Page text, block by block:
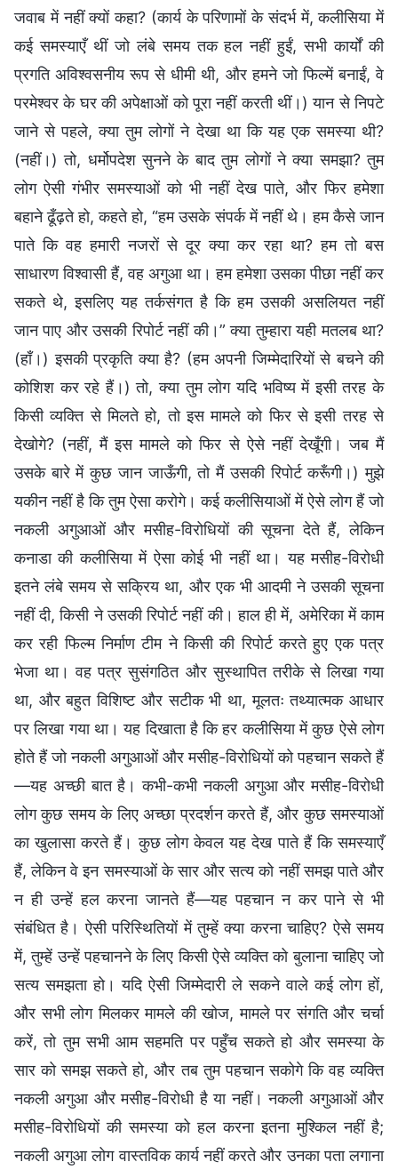
जवाब में नहीं क्यों कहा? (कार्य के परिणामों के संदर्भ में, कलीसिया में
कई समस्याएँ थीं जो लंबे समय तक हल नहीं हुईं, सभी कार्यों की
प्रगति अविश्वसनीय रूप से धीमी थी, और हमने जो फिल्में बनाईं, वे
परमेश्वर के घर की अपेक्षाओं को पूरा नहीं करती थीं।) यान से निपटे
जाने से पहले, क्या तुम लोगों ने देखा था कि यह एक समस्या थी?
(नहीं।) तो, धर्मोपदेश सुनने के बाद तुम लोगों ने क्या समझा? तुम
लोग ऐसी गंभीर समस्याओं को भी नहीं देख पाते, और फिर हमेशा
बहाने ढूँढ़ते हो, कहते हो, “हम उसके संपर्क में नहीं थे। हम कैसे जान
पाते कि वह हमारी नजरों से दूर क्या कर रहा था? हम तो बस
साधारण विश्वासी हैं, वह अगुआ था। हम हमेशा उसका पीछा नहीं कर
सकते थे, इसलिए यह तर्कसंगत है कि हम उसकी असलियत नहीं
जान पाए और उसकी रिपोर्ट नहीं की।” क्या तुम्हारा यही मतलब था?
(हाँ।) इसकी प्रकृति क्या है? (हम अपनी जिम्मेदारियों से बचने की
कोशिश कर रहे हैं।) तो, क्या तुम लोग यदि भविष्य में इसी तरह के
किसी व्यक्ति से मिलते हो, तो इस मामले को फिर से इसी तरह से
देखोगे? (नहीं, मैं इस मामले को फिर से ऐसे नहीं देखूँगी। जब मैं
उसके बारे में कुछ जान जाऊँगी, तो मैं उसकी रिपोर्ट करूँगी।) मुझे
यकीन नहीं है कि तुम ऐसा करोगे। कई कलीसियाओं में ऐसे लोग हैं जो
नकली अगुआओं और मसीह-विरोधियों की सूचना देते हैं, लेकिन
कनाडा की कलीसिया में ऐसा कोई भी नहीं था। यह मसीह-विरोधी
इतने लंबे समय से सक्रिय था, और एक भी आदमी ने उसकी सूचना
नहीं दी, किसी ने उसकी रिपोर्ट नहीं की। हाल ही में, अमेरिका में काम
कर रही फिल्म निर्माण टीम ने किसी की रिपोर्ट करते हुए एक पत्र
भेजा था। वह पत्र सुसंगठित और सुस्थापित तरीके से लिखा गया
था, और बहुत विशिष्ट और सटीक भी था, मूलतः तथ्यात्मक आधार
पर लिखा गया था। यह दिखाता है कि हर कलीसिया में कुछ ऐसे लोग
होते हैं जो नकली अगुआओं और मसीह-विरोधियों को पहचान सकते हैं
—यह अच्छी बात है। कभी-कभी नकली अगुआ और मसीह-विरोधी
लोग कुछ समय के लिए अच्छा प्रदर्शन करते हैं, और कुछ समस्याओं
का खुलासा करते हैं। कुछ लोग केवल यह देख पाते हैं कि समस्याएँ
हैं, लेकिन वे इन समस्याओं के सार और सत्य को नहीं समझ पाते और
न ही उन्हें हल करना जानते हैं—यह पहचान न कर पाने से भी
संबंधित है। ऐसी परिस्थितियों में तुम्हें क्या करना चाहिए? ऐसे समय
में, तुम्हें उन्हें पहचानने के लिए किसी ऐसे व्यक्ति को बुलाना चाहिए जो
सत्य समझता हो। यदि ऐसी जिम्मेदारी ले सकने वाले कई लोग हों,
और सभी लोग मिलकर मामले की खोज, मामले पर संगति और चर्चा
करें, तो तुम सभी आम सहमति पर पहुँच सकते हो और समस्या के
सार को समझ सकते हो, और तब तुम पहचान सकोगे कि वह व्यक्ति
नकली अगुआ और मसीह-विरोधी है या नहीं। नकली अगुआओं और
मसीह-विरोधियों की समस्या को हल करना इतना मुश्किल नहीं है;
नकली अगुआ लोग वास्तविक कार्य नहीं करते और उनका पता लगाना